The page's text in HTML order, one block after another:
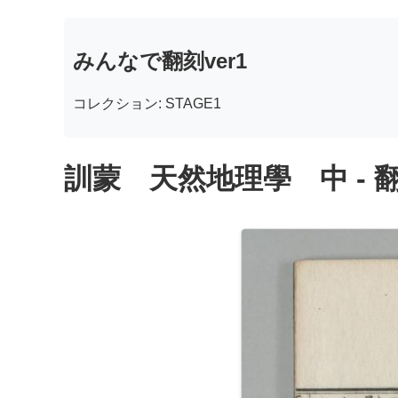
みんなで翻刻ver1
コレクション: STAGE1
訓蒙 天然地理學 中 -